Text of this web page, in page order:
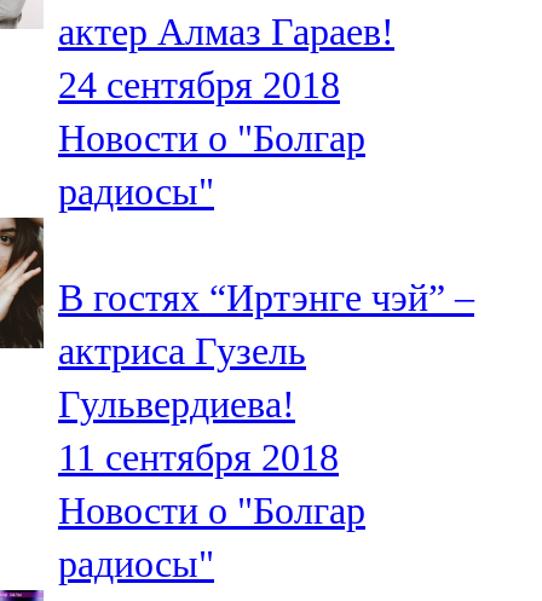
Кама тамагы
71,51 FM
Кукмара
107,9 FM
102,1 FM
Мамадыш
106,2 FM
Минзәлә
107,3 FM
Мөслим
актер Алмаз Гараев!
24 сентября 2018
Новости о "Болгар
радиосы"
В гостях “Иртэнге чэй” –
актриса Гузель
Гульвердиева!
11 сентября 2018
Новости о "Болгар
радиосы"